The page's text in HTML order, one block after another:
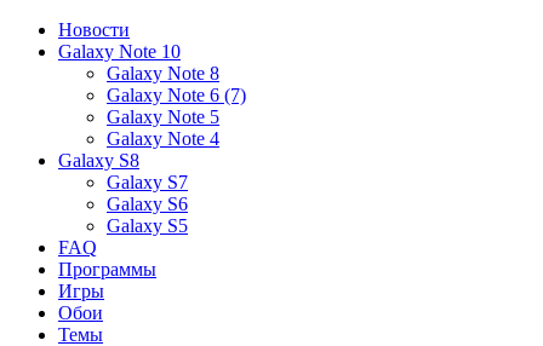
Новости
Galaxy Note 10
Galaxy Note 8
Galaxy Note 6 (7)
Galaxy Note 5
Galaxy Note 4
Galaxy S8
Galaxy S7
Galaxy S6
Galaxy S5
FAQ
Программы
Игры
Обои
Темы